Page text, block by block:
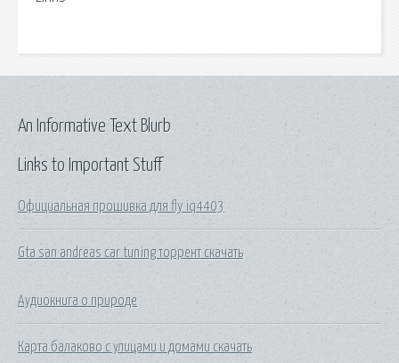
Links to Important Stuff
Официальная прошивка для fly iq4403
Gta san andreas car tuning торрент скачать
Аудиокнига о природе
Карта балаково с улицами и домами скачать
An Informative Text Blurb